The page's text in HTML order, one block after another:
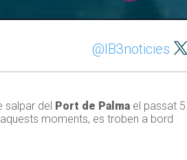
@IB3noticies
salpar del Port de Palma el passat 5
moments, es troben a bord